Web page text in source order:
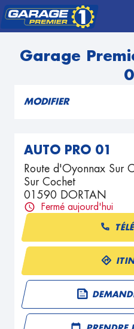
Garage
MODIFIER
AUTO PRO 01
Route d'Oyonnax Sur
Sur Cochet
01590 DORTAN
Fermé aujourd'hui